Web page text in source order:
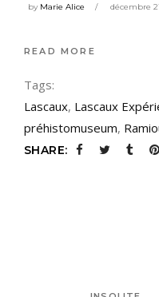
by Marie Alice décembre
READ MORE
Tags:
Lascaux, Lascaux
préhistomuseum,
SHARE: